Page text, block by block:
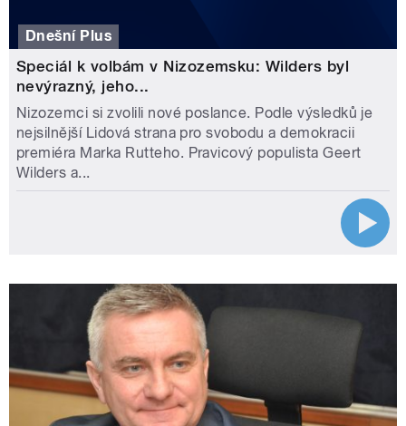
Dnešní Plus
Speciál k volbám v Nizozemsku: Wilders byl
nevýrazný, jeho...
Nizozemci si zvolili nové poslance. Podle výsledků je
nejsilnější Lidová strana pro svobodu a demokracii
premiéra Marka Rutteho. Pravicový populista Geert
Wilders a...